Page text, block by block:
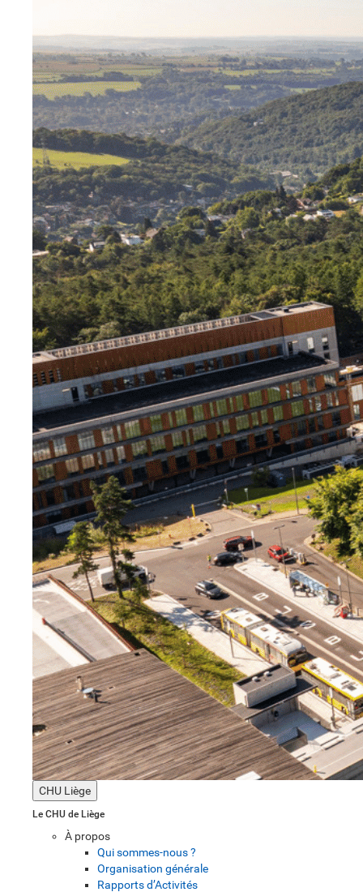
CHU Liège
Le CHU de Liège
À propos
Qui sommes-nous ?
Organisation générale
Rapports d’Activités